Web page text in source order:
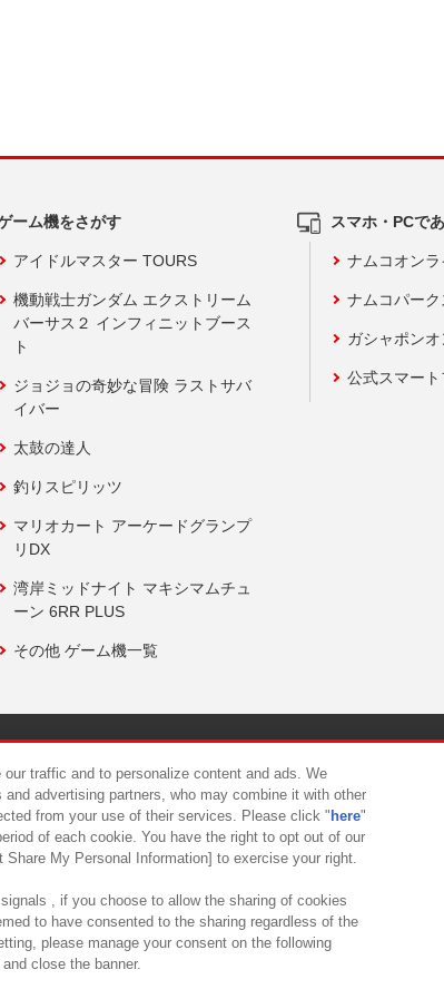
ーム機をさがす
アイドルマスター TOURS
機動戦士ガンダム エクストリーム
バーサス２ インフィニットブース
ト
ジョジョの奇妙な冒険 ラストサバ
イバー
太鼓の達人
釣りスピリッツ
マリオカート アーケードグランプ
リDX
湾岸ミッドナイト マキシマムチュ
ーン 6RR PLUS
その他 ゲーム機一覧
スマホ・PCで
ナムコオン
ナムコパー
ガシャポン
公式スマート
ご提供について カスタマーハラスメント対応方針
traffic and to personalize content and ads. We
advertising partners, who may combine it with other
from your use of their services. Please click " here"
of each cookie. You have the right to opt out of our
My Personal Information] to exercise your right.
, if you choose to allow the sharing of cookies
to have consented to the sharing regardless of the
please manage your consent on the following
close the banner.